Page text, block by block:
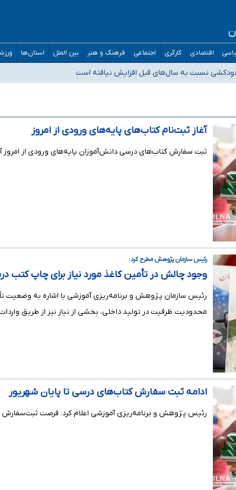
اقتصادی کارگری اجتماعی فرهنگ و هنر بین الملل استان‌ها
شد
خودکشی نسبت به سال‌های قبل افزایش نیافته است
پزشکی سراب است/ دریافت‌های غیرمتعارف در شأن پزشکی و کشورمان
آغاز ثبت‌نام کتاب‌های پایه‌های ورودی از امروز
ثبت سفارش کتاب‌های درسی دانش‌آموزان پایه‌های ورودی از امروز
رئیس سازمان پژوهش مطرح کرد:
وجود چالش در تأمین کاغذ مورد نیاز برای چاپ کتب
رئیس سازمان پژوهش و برنامه‌ریزی آموزشی با اشاره به وضعیت
محدودیت‌ ظرفیت در تولید داخلی، بخشی از نیاز نیز از طریق
ادامه ثبت سفارش کتاب‌های درسی تا پایان شهریور
رئیس پژوهش و برنامه‌ریزی آموزشی اعلام کرد: فرصت ثبت‌سفارش کتب درسی تا پایان شهریور